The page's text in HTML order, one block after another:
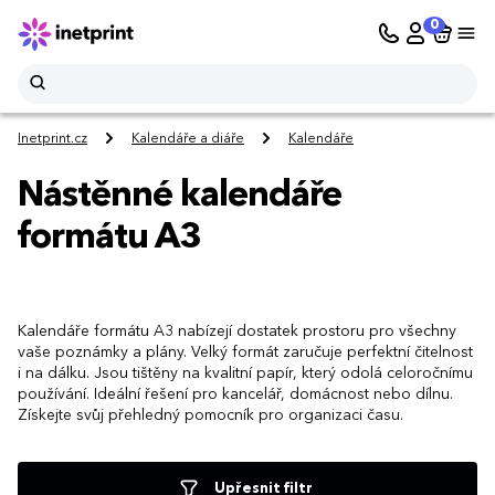
0
Inetprint.cz Kalendáře a diáře Kalendáře
Nástěnné kalendáře
formátu A3
Kalendáře formátu A3 nabízejí dostatek prostoru pro všechny
vaše poznámky a plány. Velký formát zaručuje perfektní čitelnost
i na dálku. Jsou tištěny na kvalitní papír, který odolá celoročnímu
používání. Ideální řešení pro kancelář, domácnost nebo dílnu.
Získejte svůj přehledný pomocník pro organizaci času.
Upřesnit filtr